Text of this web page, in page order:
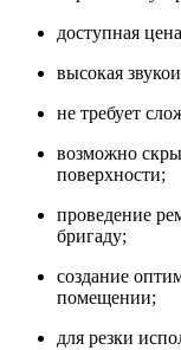
доступная
высокая
не требует
возможно
поверхности;
проведение
бригаду;
создание
помещении;
для резки